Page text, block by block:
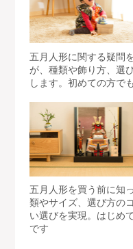
五月人形に関する疑問
が、種類や飾り方、選
します。初めての方で
五月人形を買う前に知
類やサイズ、選び方の
い選びを実現。はじめ
です